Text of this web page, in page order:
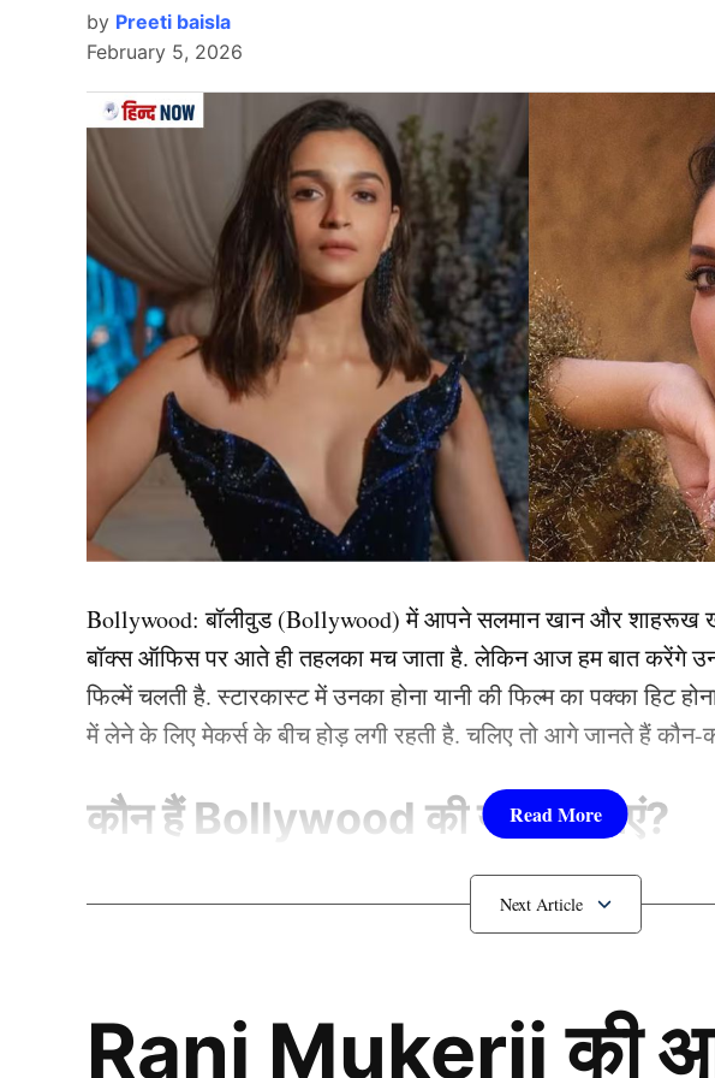
Rinku Singh
टीम इंडिया (Team India) के धाकड़ बल्लेबाज टी20 वर्ल्ड कप की 15
हैं। वे शुभमन गिल, खलील अहमद और आवेश खान के साथ बैकअप
Singh) ने टीम इंडिया के लिए लगातार अच्छा प्रदर्शन दिखाया है। ऐसे में
क्रिकेट एक्सपर्ट्स को खल रहा है। हालांकि, आईसीसी के नियमों के अनुसार
वाली सभी 20 टीम अपनी – अपनी टीम में बदलाव कर सकते हैं।
यह भी पढ़ें :
RCB छोड़ रहे हैं विराट कोहली? अब इस फ्रेंचाइजी के लिए
करोड़ों फैंस को दिया झटका
इस खिलाड़ी की जगह लेंगे Rinku
by Preeti baisla
February 5, 2026
Bollywood:बॉलीवुड (Bollywood)में आपने सलमान खान और शाहरूख
बॉक्स ऑफिस पर आते ही तहलका मच जाता है. लेकिन आज हम बात करेंगे उन
फिल्में चलती है. स्टारकास्ट में उनका होना यानी की फिल्म का पक्का हिट
में लेने के लिए मेकर्स के बीच होड़ लगी रहती है. चलिए तो आगे जानते हैं
कौन हैंBollywood की यह हसीनाएं?
1.दीपिका पादुकोण ( Deepika
जाता है. दीपिका ने इंडस्ट्री को कई हिट फिल्में दी है. एक्ट्रेस ने अपने
(2007) से की थी. इसके बाद उन्होंने कभी पीछे मुड़ कर नहीं देखा. दीपिका अब
Rani Mukerji की